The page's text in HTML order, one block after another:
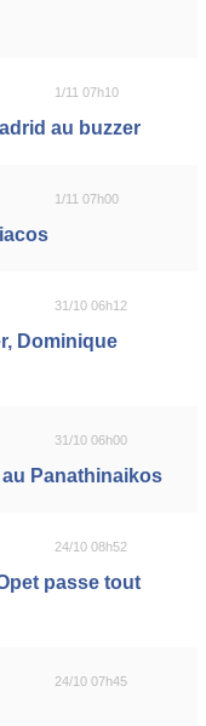
1/11 07h10
au buzzer
1/11 07h00
31/10 06h12
Dominique
31/10 06h00
Panathinaikos
24/10 08h52
passe tout
24/10 07h45